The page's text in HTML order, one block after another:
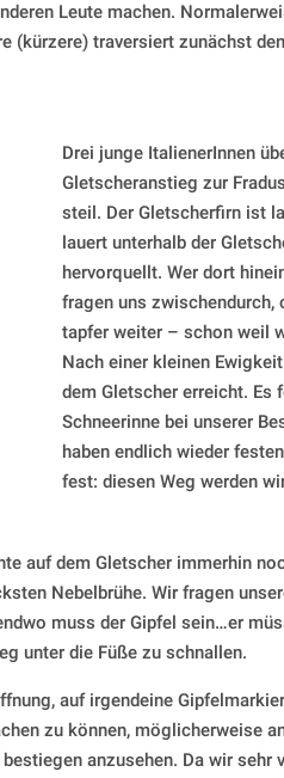
Leute machen.
(kürzere) traversiert zunächst
Drei junge ItalienerInnen
Gletscheranstieg zur
steil. Der Gletscherfirn ist
lauert unterhalb der
hervorquellt. Wer dort
fragen uns zwischendurch,
tapfer weiter – schon weil
Nach einer kleinen
dem Gletscher erreicht. Es
Schneerinne bei unserer
haben endlich wieder
fest: diesen Weg werden
auf dem Gletscher immerhin
Nebelbrühe. Wir fragen
muss der Gipfel sein…er
unter die Füße zu schnallen.
auf irgendeine
zu können, möglicherweise
anzusehen. Da wir sehr